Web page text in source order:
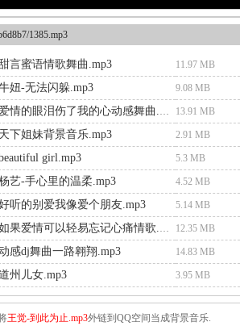
1385.mp3
言蜜语情歌舞曲.mp3 11.97 MB
妞-无法闪躲.mp3 9.08 MB
爱情的眼泪伤了我的心动感舞曲.mp3 13.91 MB
天下姐妹背景音乐.mp3 2.91 MB
girl.mp3 5.3 MB
艺-手心里的温柔.mp3 4.52 MB
听的别爱我像爱个朋友.mp3 5.14 MB
如果爱情可以轻易忘记心痛情歌.mp3 12.35 MB
感dj舞曲一路翱翔.mp3 14.83 MB
州儿女.mp3 3.95 MB
王觉-到此为止.mp3外链到QQ空间当成背景音乐.